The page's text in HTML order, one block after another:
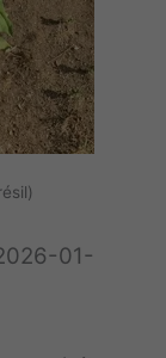
01-